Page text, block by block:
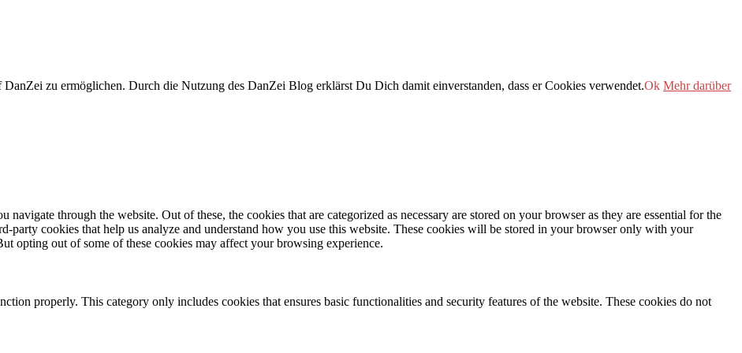
zu ermöglichen. Durch die Nutzung des DanZei Blog erklärst Du Dich damit einverstanden, dass er Cookies verwendet.Ok Mehr darüber
through the website. Out of these, the cookies that are categorized as necessary are stored on your browser as they are essential for the
party cookies that help us analyze and understand how you use this website. These cookies will be stored in your browser only with your
opting out of some of these cookies may affect your browsing experience.
properly. This category only includes cookies that ensures basic functionalities and security features of the website. These cookies do not